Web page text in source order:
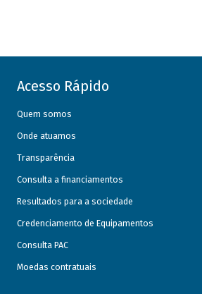
Acesso Rápido
Quem somos
Onde atuamos
Transparência
Consulta a financiamentos
Resultados para a sociedade
Credenciamento de Equipamentos
Consulta PAC
Moedas contratuais